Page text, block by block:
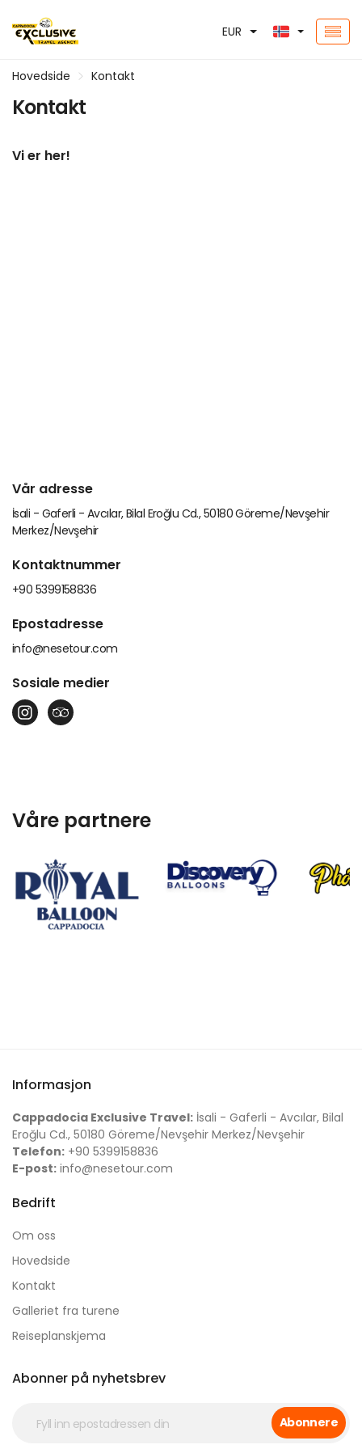
EUR
Hovedside Kontakt
Kontakt
Vi er her!
Vår adresse
İsali - Gaferli - Avcılar, Bilal Eroğlu Cd., 50180 Göreme/Nevşehir
Merkez/Nevşehir
Kontaktnummer
+90 5399158836
Epostadresse
info@nesetour.com
Sosiale medier
Våre partnere
Informasjon
Cappadocia Exclusive Travel: İsali - Gaferli - Avcılar, Bilal
Eroğlu Cd., 50180 Göreme/Nevşehir Merkez/Nevşehir
Telefon: +90 5399158836
E-post: info@nesetour.com
Bedrift
Om oss
Hovedside
Kontakt
Galleriet fra turene
Reiseplanskjema
Abonner på nyhetsbrev
Abonnere